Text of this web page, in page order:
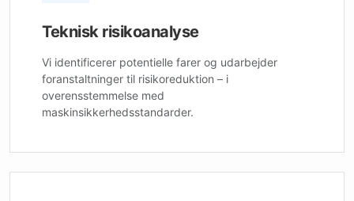
Teknisk risikoanalyse
Vi identificerer potentielle farer og udarbejder
foranstaltninger til risikoreduktion – i
overensstemmelse med
maskinsikkerhedsstandarder.